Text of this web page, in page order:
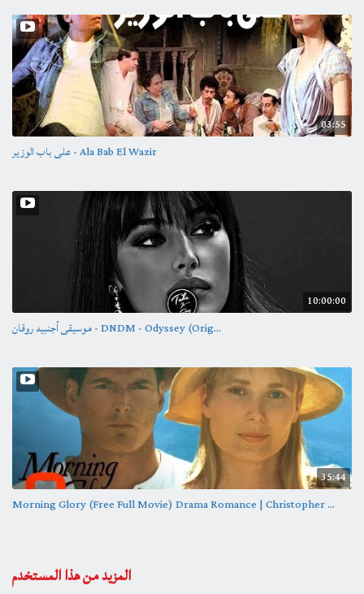
03:55
على باب الوزير - Ala Bab El Wazir
10:00:00
موسيقى أجنبيه روقان - DNDM - Odyssey (Orig...
35:44
Morning Glory (Free Full Movie) Drama Romance | Christopher ...
المزيد من هذا المستخدم